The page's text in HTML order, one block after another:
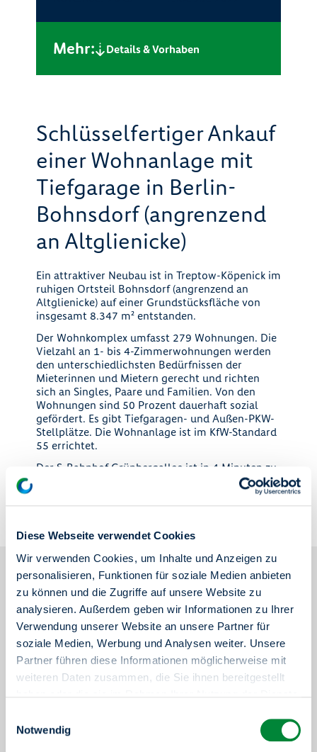
Diese Webseite verwendet Cookies
Wir verwenden Cookies, um Inhalte und Anzeigen zu
personalisieren, Funktionen für soziale Medien anbieten
zu können und die Zugriffe auf unsere Website zu
analysieren. Außerdem geben wir Informationen zu Ihrer
Verwendung unserer Website an unsere Partner für
soziale Medien, Werbung und Analysen weiter. Unsere
Partner führen diese Informationen möglicherweise mit
weiteren Daten zusammen, die Sie ihnen bereitgestellt
Sie haben das Recht Ihre erteilten Einwilligungen
jederzeit zu widerrufen. Dies ist über einen erneuten
Notwendig
Mehr: Details & Vorhaben
Schlüsselfertiger Ankauf
einer Wohnanlage mit
Tiefgarage in Berlin-
Bohnsdorf (angrenzend
an Altglienicke)
Ein attraktiver Neubau ist in Treptow-Köpenick im
ruhigen Ortsteil Bohnsdorf (angrenzend an
Altglienicke) auf einer Grundstücksfläche von
insgesamt 8.347 m² entstanden.
Der Wohnkomplex umfasst 279 Wohnungen. Die
Vielzahl an 1- bis 4-Zimmerwohnungen werden
den unterschiedlichsten Bedürfnissen der
Mieterinnen und Mietern gerecht und richten
sich an Singles, Paare und Familien. Von den
Wohnungen sind 50 Prozent dauerhaft sozial
gefördert. Es gibt Tiefgaragen- und Außen-PKW-
Stellplätze. Die Wohnanlage ist im KfW-Standard
55 errichtet.
Der S-Bahnhof Grünbergallee ist in 4 Minuten zu
Weitere Informationen zum
Neubauprojekt
Grundstückgröße
8.347 m2
Bebaute Fläche
2.231 m2
Wohnfläche gesamt
14.700 m2
Anzahl Geschosse
8 bis 11
Architekturbüro